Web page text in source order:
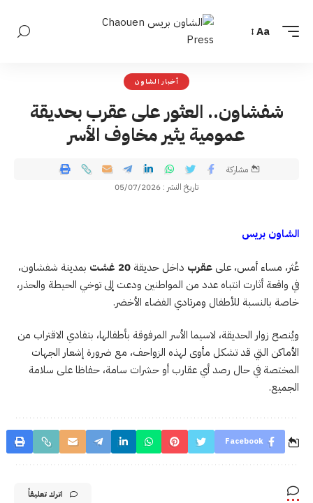
Aa
أخبار الشاون
شفشاون.. العثور على عقرب بحديقة
عمومية يثير مخاوف الأسر
تاريخ النشر : 05/07/2026
مشاركة
الشاون بريس
عُثر، مساء أمس، على عقرب داخل حديقة 20 غشت
بمدينة شفشاون،
في واقعة أثارت انتباه عدد من المواطنين ودعت إلى توخي الحيطة والحذر،
خاصة بالنسبة للأطفال ومرتادي الفضاء الأخضر.
ويُنصح زوار الحديقة، لاسيما الأسر المرفوقة بأطفالها، بتفادي الاقتراب من
الأماكن التي قد تشكل مأوى لهذه الزواحف، مع ضرورة إشعار الجهات
المختصة في حال رصد أي عقارب أو حشرات سامة، حفاظا على سلامة
الجميع.
Facebook
اترك تعليقاً